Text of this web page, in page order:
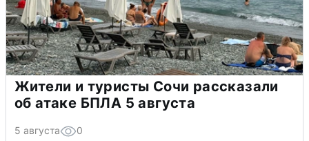
Жители и туристы Сочи рассказали
об атаке БПЛА 5 августа
5 августа 0